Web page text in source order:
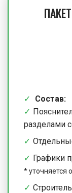
Состав:
разделами
Графики
*уточняется